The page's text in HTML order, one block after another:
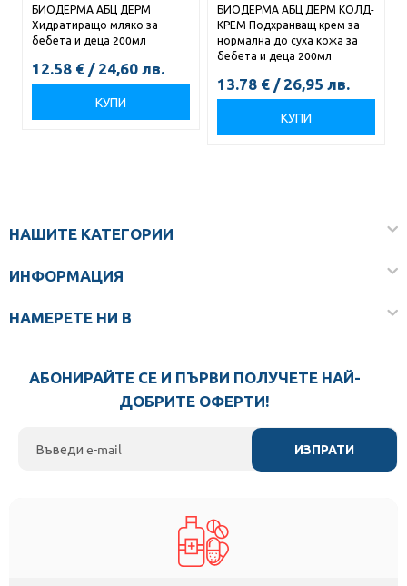
БИОДЕРМА АБЦ ДЕРМ
Хидратиращо мляко за
бебета и деца 200мл
12.58 € / 24,60 лв.
КУПИ
БИОДЕРМА АБЦ ДЕРМ КОЛД-
КРЕМ Подхранващ крем за
нормална до суха кожа за
бебета и деца 200мл
13.78 € / 26,95 лв.
КУПИ
НАШИТЕ КАТЕГОРИИ
ИНФОРМАЦИЯ
НАМЕРЕТЕ НИ В
АБОНИРАЙТЕ СЕ И ПЪРВИ ПОЛУЧЕТЕ НАЙ-
ДОБРИТЕ ОФЕРТИ!
ИЗПРАТИ